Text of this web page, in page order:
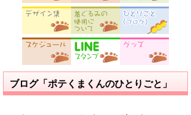
ブログ「ポテくまくんのひとりごと」